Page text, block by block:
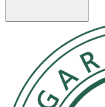
vatten."
Förvaras torrt
OK för gravida och